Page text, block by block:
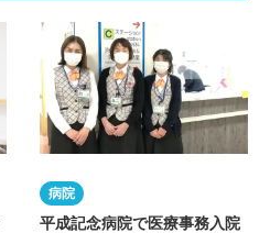
病院
平成記念病院で医療事務入院